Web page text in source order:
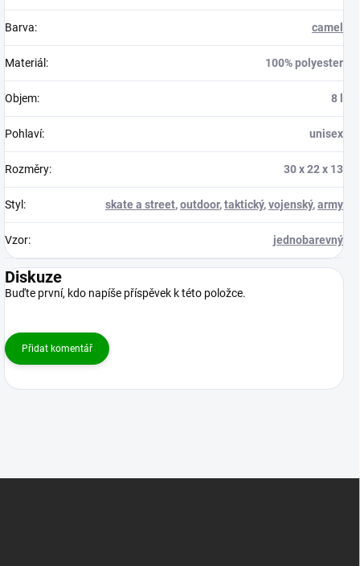
Barva: camel
Materiál : 100% polyester
Objem: 8 l
Pohlaví: unisex
Rozměry: 30 x 22 x 13
Styl : skate a street,outdoor,taktický,vojenský,army
Vzor: jednobarevný
Diskuze
Buďte první, kdo napíše příspěvek k této položce.
Přidat komentář